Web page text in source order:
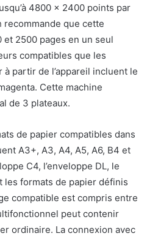
4800 x 2400 points par
recommande que cette
2500 pages en un seul
compatibles que les
partir de l’appareil incluent le
Cette machine
de 3 plateaux.
de papier compatibles dans
A3+, A3, A4, A5, A6, B4 et
C4, l’enveloppe DL, le
les formats de papier définis
compatible est compris entre
peut contenir
ordinaire. La connexion avec